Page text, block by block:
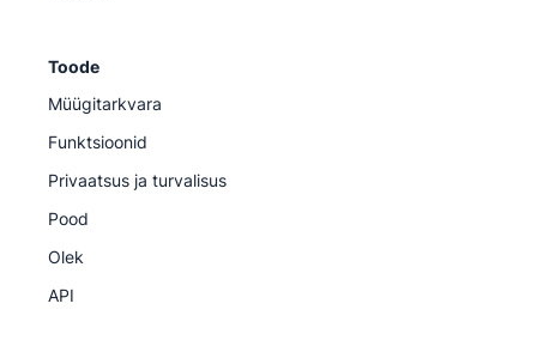
Toode
Müügitarkvara
Funktsioonid
Privaatsus ja turvalisus
Pood
Olek
API